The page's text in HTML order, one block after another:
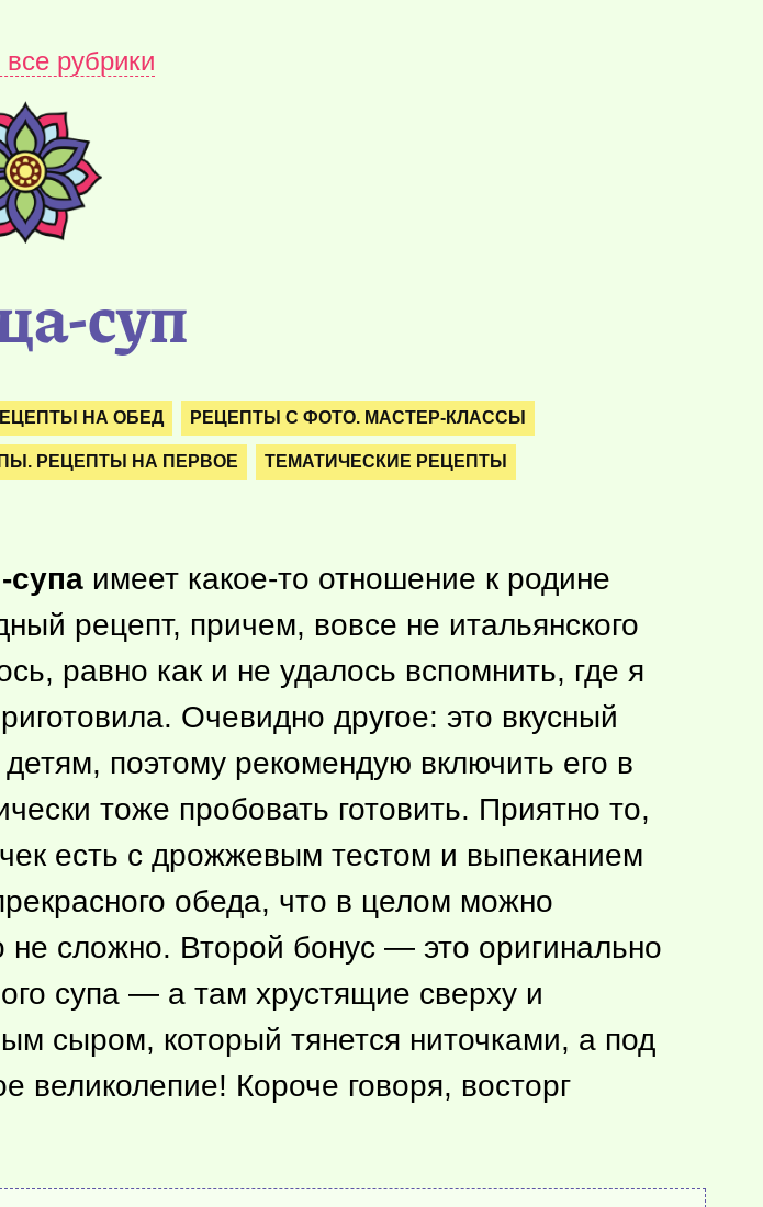
рубрики
суп
НА ОБЕД РЕЦЕПТЫ С ФОТО. МАСТЕР-КЛАССЫ
РЕЦЕПТЫ НА ПЕРВОЕ ТЕМАТИЧЕСКИЕ РЕЦЕПТЫ
супа имеет какое-то отношение к родине
рецепт, причем, вовсе не итальянского
равно как и не удалось вспомнить, где я
Очевидно другое: это вкусный
поэтому рекомендую включить его в
тоже пробовать готовить. Приятно то,
есть с дрожжевым тестом и выпеканием
обеда, что в целом можно
не сложно. Второй бонус — это оригинально
супа — а там хрустящие сверху и
сыром, который тянется ниточками, а под
Короче говоря, восторг